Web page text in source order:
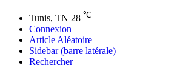
Tunis, TN 28 ℃
Connexion
Article Aléatoire
Sidebar (barre latérale)
Rechercher